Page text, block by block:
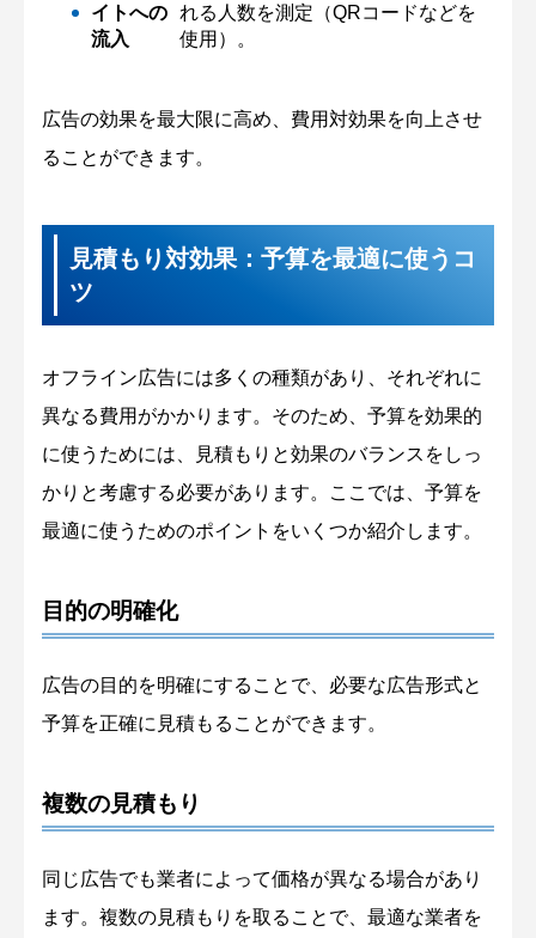
イトへの
流入
れる人数を測定（QRコードなどを
使用）。
広告の効果を最大限に高め、費用対効果を向上させ
ることができます。
見積もり対効果：予算を最適に使うコ
ツ
オフライン広告には多くの種類があり、それぞれに
異なる費用がかかります。そのため、予算を効果的
に使うためには、見積もりと効果のバランスをしっ
かりと考慮する必要があります。ここでは、予算を
最適に使うためのポイントをいくつか紹介します。
目的の明確化
広告の目的を明確にすることで、必要な広告形式と
予算を正確に見積もることができます。
複数の見積もり
同じ広告でも業者によって価格が異なる場合があり
ます。複数の見積もりを取ることで、最適な業者を